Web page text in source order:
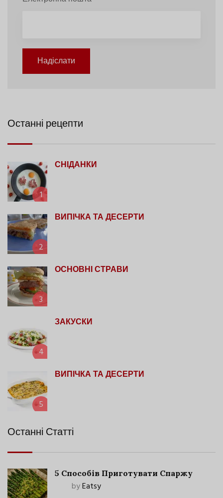
Надіслати
Останні рецепти
1
СНІДАНКИ
2
ВИПІЧКА ТА ДЕСЕРТИ
3
ОСНОВНІ СТРАВИ
4
ЗАКУСКИ
5
ВИПІЧКА ТА ДЕСЕРТИ
Останні Статті
5 Способів Приготувати Спаржу
byEatsy